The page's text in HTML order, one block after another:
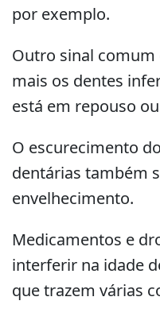
por exemplo.
Outro sinal
mais os dentes
está em repouso
O escurecimento
dentárias também
envelhecimento.
Medicamentos e
interferir na idade
que trazem várias